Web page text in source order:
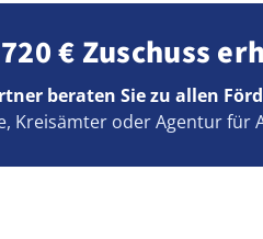
€ Zuschuss
beraten Sie zu allen
Kreisämter oder Agentur für